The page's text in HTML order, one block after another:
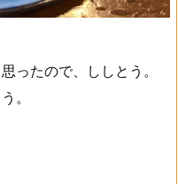
ったので、ししとう。
。